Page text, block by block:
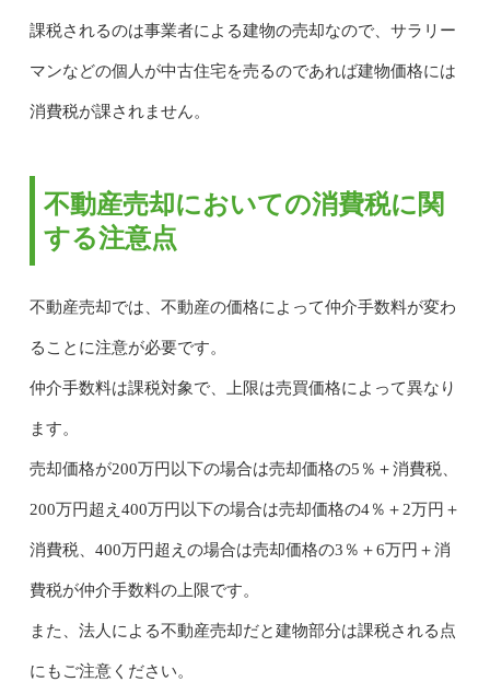
課税されるのは事業者による建物の売却なので、サラリー
マンなどの個人が中古住宅を売るのであれば建物価格には
消費税が課されません。
不動産売却においての消費税に関
する注意点
不動産売却では、不動産の価格によって仲介手数料が変わ
ることに注意が必要です。
仲介手数料は課税対象で、上限は売買価格によって異なり
ます。
売却価格が200万円以下の場合は売却価格の5％＋消費税、
200万円超え400万円以下の場合は売却価格の4％＋2万円＋
消費税、400万円超えの場合は売却価格の3％＋6万円＋消
費税が仲介手数料の上限です。
また、法人による不動産売却だと建物部分は課税される点
にもご注意ください。